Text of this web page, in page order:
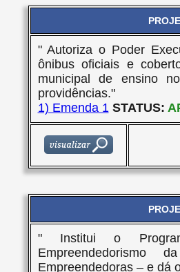
" Autoriza o Poder
ônibus oficiais e
municipal de ensino
providências."
1) Emenda 1 STATUS:
" Institui o
Empreendedorismo
Empreendedoras – e dá